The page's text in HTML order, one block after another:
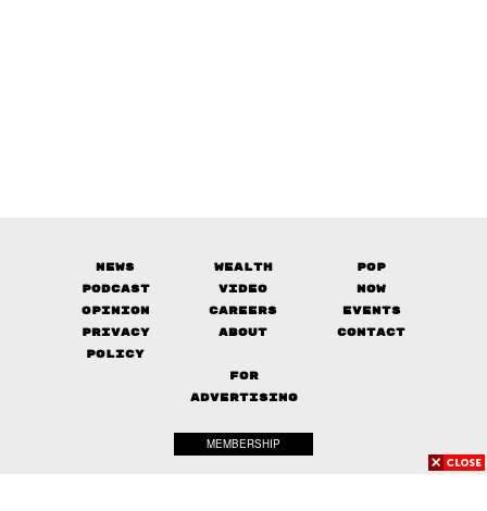
News Wealth
Pop
Podcast
Video
Now
Opinion
Careers
Events
Privacy
Policy
About Contact
FOR
ADVERTISING
MEMBERSHIP